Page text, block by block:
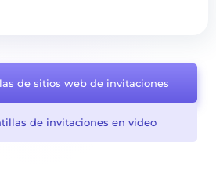
de sitios web de invitaciones
de invitaciones en video